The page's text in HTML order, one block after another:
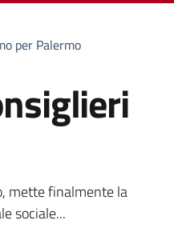
per Palermo
mette finalmente la
sociale...